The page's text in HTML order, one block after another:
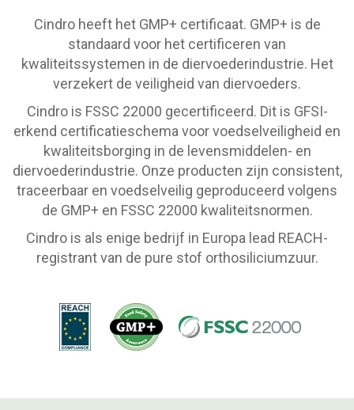
Cindro heeft het GMP+ certificaat. GMP+ is de
standaard voor het certificeren van
kwaliteitssystemen in de diervoederindustrie. Het
verzekert de veiligheid van diervoeders.
Cindro is FSSC 22000 gecertificeerd. Dit is GFSI-
erkend certificatieschema voor voedselveiligheid en
kwaliteitsborging in de levensmiddelen- en
diervoederindustrie. Onze producten zijn consistent,
traceerbaar en voedselveilig geproduceerd volgens
de GMP+ en FSSC 22000 kwaliteitsnormen.
Cindro is als enige bedrijf in Europa lead REACH-
registrant van de pure stof orthosiliciumzuur.